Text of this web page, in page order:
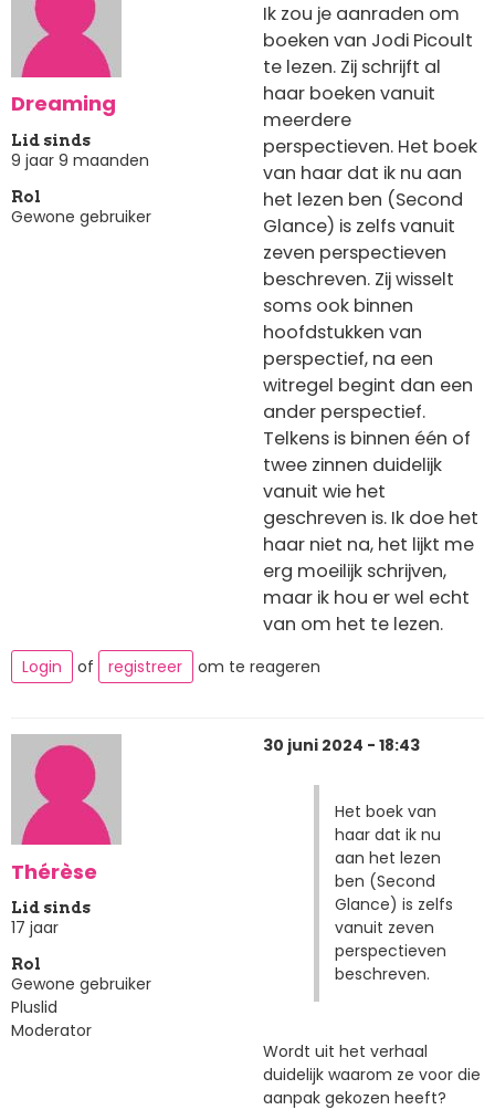
Dreaming
Lid sinds
9 jaar 9 maanden
Rol
Gewone gebruiker
Ik zou je aanraden om
boeken van Jodi Picoult
te lezen. Zij schrijft al
haar boeken vanuit
meerdere
perspectieven. Het boek
van haar dat ik nu aan
het lezen ben (Second
Glance) is zelfs vanuit
zeven perspectieven
beschreven. Zij wisselt
soms ook binnen
hoofdstukken van
perspectief, na een
witregel begint dan een
ander perspectief.
Telkens is binnen één of
twee zinnen duidelijk
vanuit wie het
geschreven is. Ik doe het
haar niet na, het lijkt me
erg moeilijk schrijven,
maar ik hou er wel echt
van om het te lezen.
Login of registreer om te reageren
Thérèse
Lid sinds
17 jaar
Rol
Gewone gebruiker
Pluslid
Moderator
30 juni 2024 - 18:43
Het boek van
haar dat ik nu
aan het lezen
ben (Second
Glance) is zelfs
vanuit zeven
perspectieven
beschreven.
Wordt uit het verhaal
duidelijk waarom ze voor die
aanpak gekozen heeft?